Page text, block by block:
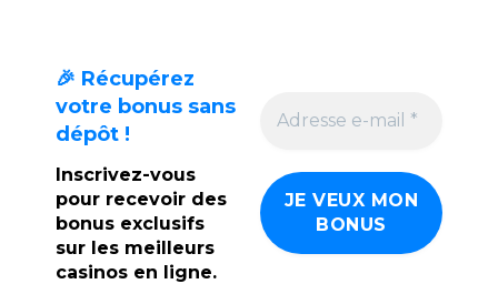
🎉 Récupérez
votre bonus sans
dépôt !
Inscrivez-vous
pour recevoir des
bonus exclusifs
sur les meilleurs
casinos en ligne.